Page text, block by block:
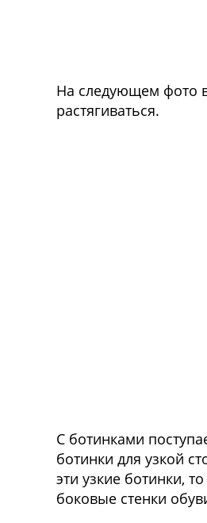
На следующем фото
растягиваться.
С ботинками
ботинки для узкой
эти узкие ботинки,
боковые стенки